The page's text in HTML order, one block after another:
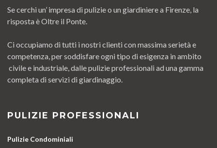
Se cerchi un’ impresa di pulizie o un giardiniere a Firenze, la
risposta è Oltre il Ponte.
Ci occupiamo di tutti i nostri clienti con massima serietà e
competenza, per soddisfare ogni tipo di esigenza in ambito
civile e industriale, dalle pulizie professionali ad una gamma
completa di servizi di giardinaggio.
PULIZIE PROFESSIONALI
Pulizie Condominiali